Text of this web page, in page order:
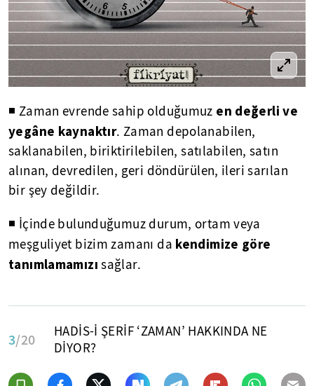
◾ Zaman evrende sahip olduğumuz en değerli ve
yegâne kaynaktır. Zaman depolanabilen,
saklanabilen, biriktirilebilen, satılabilen, satın
alınan, devredilen, geri döndürülen, ileri sarılan
bir şey değildir.
◾ İçinde bulunduğumuz durum, ortam veya
meşguliyet bizim zamanı da kendimize göre
tanımlamamızısağlar.
3/20
HADİS-İ ŞERİF ‘ZAMAN’ HAKKINDA NE
DİYOR?